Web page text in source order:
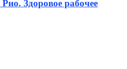
Здоровое рабочее